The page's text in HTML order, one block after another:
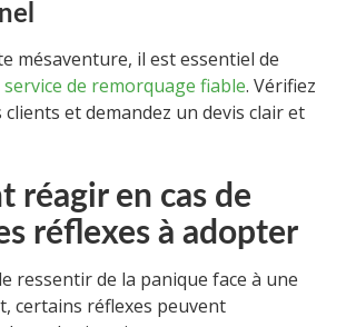
mésaventure, il est essentiel de
de remorquage fiable. Vérifiez
clients et demandez un devis clair et
réagir en cas de
réflexes à adopter
ressentir de la panique face à une
certains réflexes peuvent